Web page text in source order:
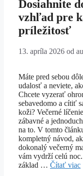
Dosiahnite
vzhľad pre
príležitosť
13. apríla 2026 od
Máte pred sebou
udalosť a neviete,
Chcete vyzerať
sebavedomo a cítiť
koži? Večerné
zábavné a
na to. V tomto
kompletný návod,
dokonalý večerný
vám vydrží celú
základ … Čítať viac